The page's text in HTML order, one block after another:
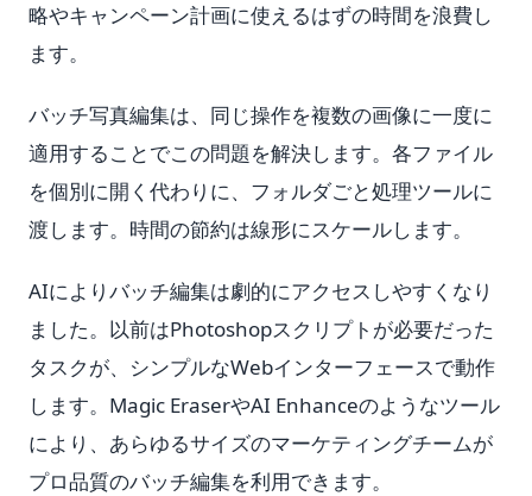
略やキャンペーン計画に使えるはずの時間を浪費し
ます。
バッチ写真編集は、同じ操作を複数の画像に一度に
適用することでこの問題を解決します。各ファイル
を個別に開く代わりに、フォルダごと処理ツールに
渡します。時間の節約は線形にスケールします。
AIによりバッチ編集は劇的にアクセスしやすくなり
ました。以前はPhotoshopスクリプトが必要だった
タスクが、シンプルなWebインターフェースで動作
します。Magic EraserやAI Enhanceのようなツール
により、あらゆるサイズのマーケティングチームが
プロ品質のバッチ編集を利用できます。